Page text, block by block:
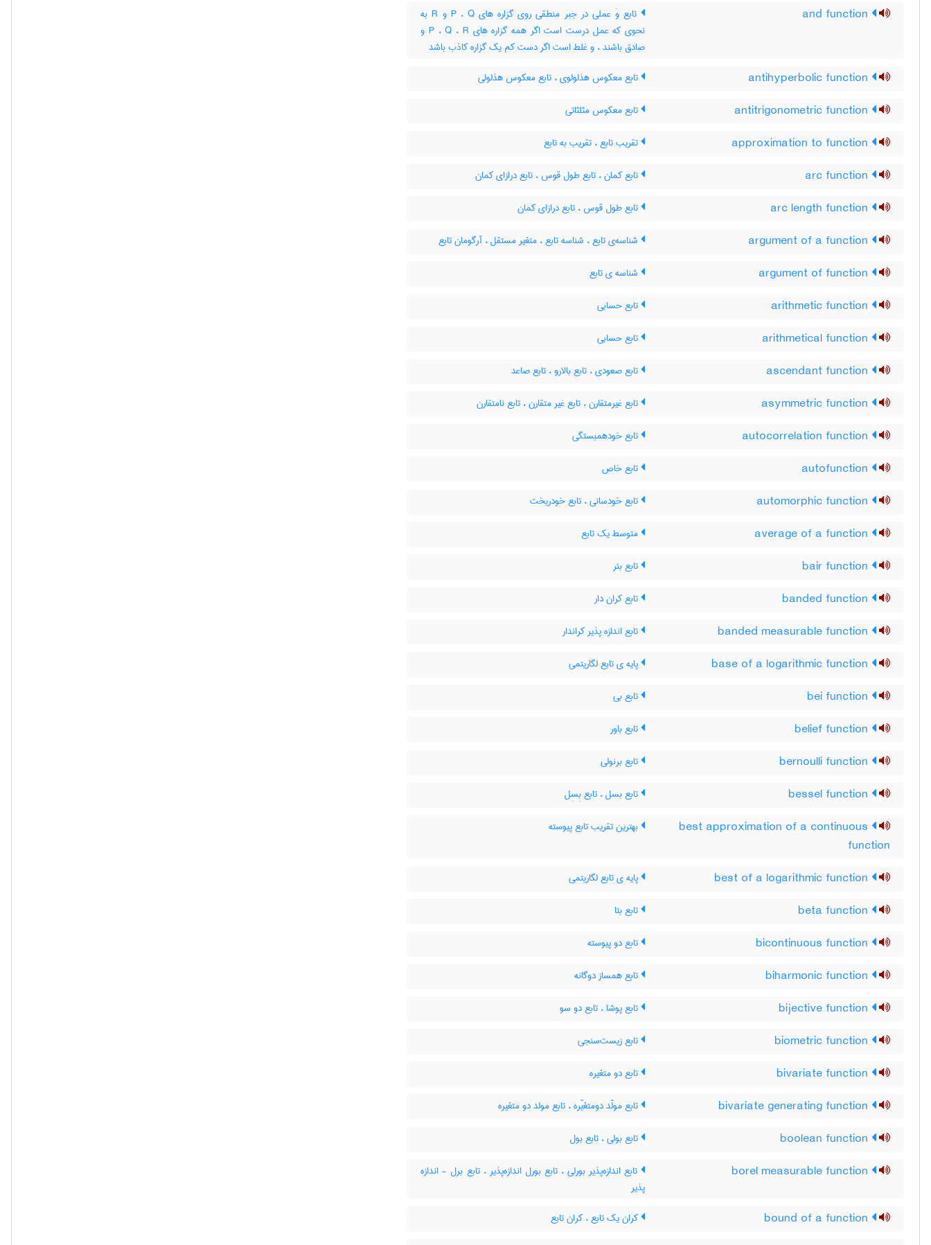
تابع وَ عملی در جبر منطقی روی گزاره های P ، Q و R به
نحوی که عمل درست است اگر همه گزاره های P ، Q ، R و
صادق باشند ، و غلط است اگر دست کم یک گزاره کاذب باشد
تابع معکوس هذلولوی ، تابع معکوس هذلولی
تابع معکوس مثلثاتی
تقریب تابع ، تقریب به تابع
تابع کمان ، تابع طول قوس ، تابع درازای کمان
تابع طول قوس ، تابع درازای کمان
شناسه‌ی تابع ، شناسه تابع ، متغیر مستقل ، آرگومان تابع
شناسه ی تابع
تابع حسابی
تابع حسابی
تابع صعودی ، تابع بالارو ، تابع صاعد
تابع غیرمتقارن ، تابع غیر متقارن ، تابع نامتقارن
تابع خودهمبستگی
تابع خاص
تابع خودسانی ، تابع خودریخت
متوسط یک تابع
تابع بئر
تابع کران دار
تابع اندازه پذیر کراندار
پایه ی تابع لگاریتمی
تابع بی
تابع باور
تابع برنولی
تابع بسل ، تابع بِسِل
best approximation of a continuous
function
بهترین تقریب تابع پیوسته
پایه ی تابع لگاریتمی
تابع بتا
تابع دو پیوسته
تابع همساز دوگانه
تابع پوشا ، تابع دو سو
تابع زیست‌سنجی
تابع دو متغیره
تابع مولّد دومتغیّره ، تابع مولد دو متغیره
تابع بولی ، تابع بول
تابع اندازه‌پذیر بورلی ، تابع بورل اندازه‌پذیر ، تابع برل - اندازه
پذیر
کران یک تابع ، کران تابع